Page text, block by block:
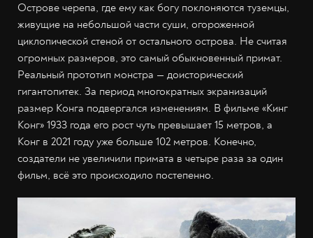
Острове черепа, где ему как богу поклоняются туземцы,
живущие на небольшой части суши, огороженной
циклопической стеной от остального острова. Не считая
огромных размеров, это самый обыкновенный примат.
Реальный прототип монстра — доисторический
гигантопитек. За период многократных экранизаций
размер Конга подвергался изменениям. В фильме «Кинг
Конг» 1933 года его рост чуть превышает 15 метров, а
Конг в 2021 году уже больше 102 метров. Конечно,
создатели не увеличили примата в четыре раза за один
фильм, всё это происходило постепенно.